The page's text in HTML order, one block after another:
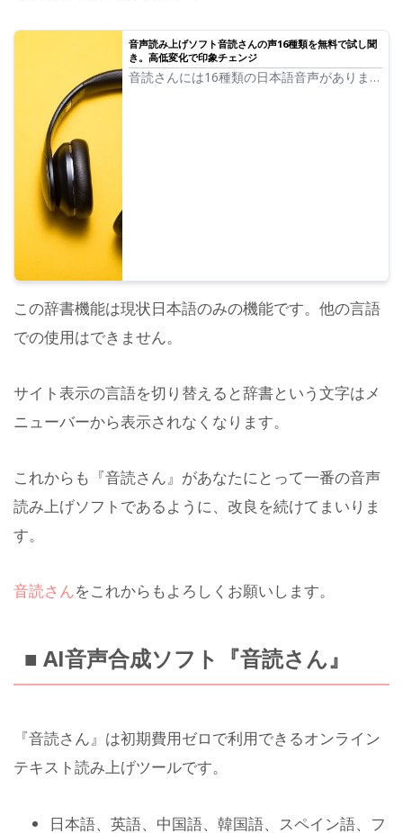
音声読み上げソフト音読さんの声16種類を無料で試し聞
き。高低変化で印象チェンジ
音読さんには16種類の日本語音声がありま
この辞書機能は現状日本語のみの機能です。他の言語
での使用はできません。
サイト表示の言語を切り替えると辞書という文字はメ
ニューバーから表示されなくなります。
これからも『音読さん』があなたにとって一番の音声
読み上げソフトであるように、改良を続けてまいりま
す。
音読さんをこれからもよろしくお願いします。
■ AI音声合成ソフト『音読さん』
『音読さん』は初期費用ゼロで利用できるオンライン
テキスト読み上げツールです。
日本語、英語、中国語、韓国語、スペイン語、フ